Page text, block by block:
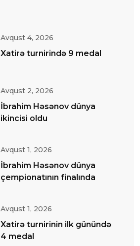
Avqust 4, 2026
Xatirə turnirində 9 medal
Avqust 2, 2026
İbrahim Həsənov dünya
ikincisi oldu
Avqust 1, 2026
İbrahim Həsənov dünya
çempionatının finalında
Avqust 1, 2026
Xatirə turnirinin ilk günündə
4 medal